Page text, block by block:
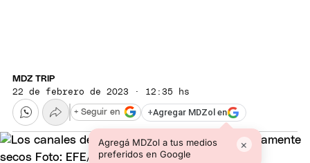
MDZ TRIP
22 de febrero de 2023 · 12:35 hs
+Agregar MDZol en
Agregá MDZol a tus medios
preferidos en Google
×
+ Seguir en